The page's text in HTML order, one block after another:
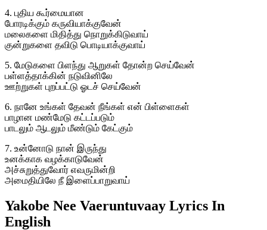
4. புதிய கூர்மையான
போரடிக்கும் கருவியாக்குவேன்
மலைகளை மிதித்து நொறுக்கிடுவாய்
குன்றுகளை தவிடு பொடியாக்குவாய்
5. மேடுகளை பிளந்து ஆறுகள் தோன்ற செய்வேன்
பள்ளத்தாக்கின் நடுவினிலே
ஊற்றுகள் புறப்பட்டு ஓடச் செய்வேன்
6. நானே உங்கள் தேவன் நீங்கள் என் பிள்ளைகள்
பாழான மண்மேடு கட்டப்படும்
பாடலும் ஆடலும் மீண்டும் கேட்கும்
7. உன்னோடு நான் இருந்து
உனக்காக வழக்காடுவேன்
அச்சுறுத்துவோர் எவருமின்றி
அமைதியிலே நீ இளைப்பாறுவாய்
Yakobe Nee Vaeruntuvaay Lyrics In
English